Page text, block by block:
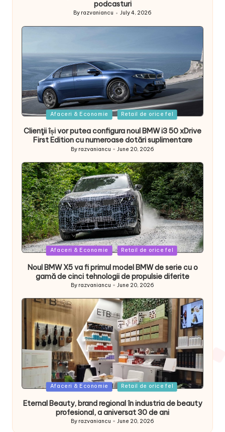
podcasturi
Posted
By razvaniancu July 4, 2026
Posted
Afaceri & Economie Retail de orice fel
Clienţii își vor putea configura noul BMW i3 50 xDrive
First Edition cu numeroase dotări suplimentare
Posted
By razvaniancu June 20, 2026
Posted
Afaceri & Economie Retail de orice fel
Noul BMW X5 va fi primul model BMW de serie cu o
gamă de cinci tehnologii de propulsie diferite
Posted
By razvaniancu June 20, 2026
Posted
Afaceri & Economie Retail de orice fel
Eternal Beauty, brand regional în industria de beauty
profesional, a aniversat 30 de ani
Posted
By razvaniancu June 20, 2026